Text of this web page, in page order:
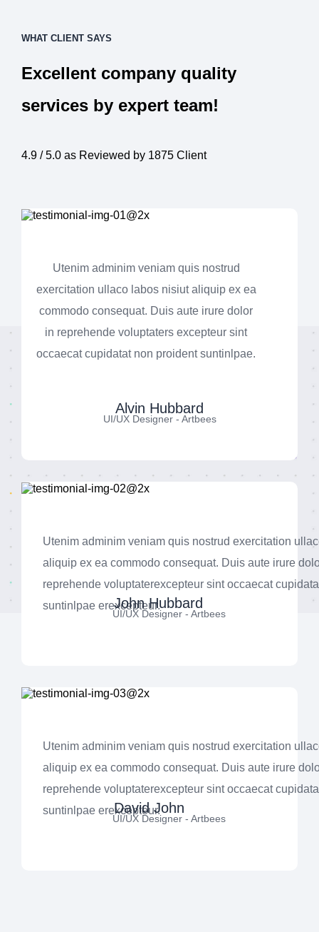
WHAT CLIENT SAYS
Excellent company quality
services by expert team!
4.9 / 5.0 as Reviewed by 1875 Client
Utenim adminim veniam quis nostrud
exercitation ullaco labos nisiut aliquip ex ea
commodo consequat. Duis aute irure dolor
in reprehende voluptaters excepteur sint
occaecat cupidatat non proident suntinlpae.
Alvin Hubbard
UI/UX Designer - Artbees
Utenim adminim veniam quis nostrud exercitation
aliquip ex ea commodo consequat. Duis aute irure
reprehende voluptaterexcepteur sint occaecat
suntinlpae erexcepteur.
John Hubbard
UI/UX Designer - Artbees
Utenim adminim veniam quis nostrud exercitation
aliquip ex ea commodo consequat. Duis aute irure
reprehende voluptaterexcepteur sint occaecat
suntinlpae erexcepteur.
David John
UI/UX Designer - Artbees